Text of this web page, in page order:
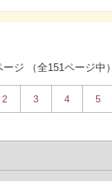
ージ （全151ページ中）
2 3 4 5